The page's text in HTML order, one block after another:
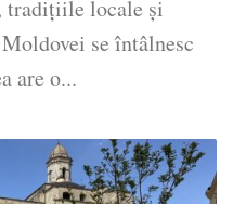
tradițiile locale și
se întâlnesc
are o...